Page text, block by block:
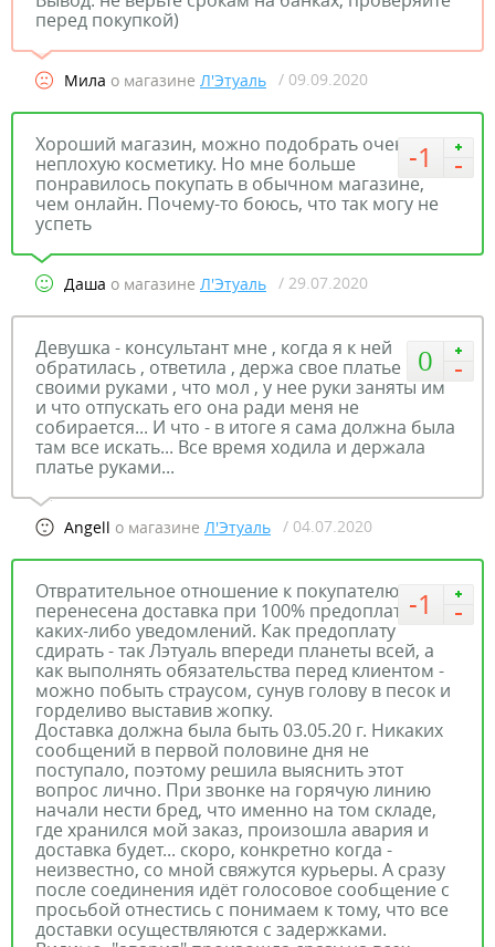
перед покупкой)
Мила о магазине Л'Этуаль / 09.09.2020
-1
Хороший магазин, можно подобрать очень
неплохую косметику. Но мне больше
понравилось покупать в обычном магазине,
чем онлайн. Почему-то боюсь, что так могу не
успеть
Даша о магазине Л'Этуаль / 29.07.2020
0
Девушка - консультант мне , когда я к ней
обратилась , ответила , держа свое платье
своими руками , что мол , у нее руки заняты им
и что отпускать его она ради меня не
собирается... И что - в итоге я сама должна была
там все искать... Все время ходила и держала
платье руками...
Angell о магазине Л'Этуаль / 04.07.2020
-1
Отвратительное отношение к покупателю. Была
перенесена доставка при 100% предоплате без
каких-либо уведомлений. Как предоплату
сдирать - так Лэтуаль впереди планеты всей, а
как выполнять обязательства перед клиентом -
можно побыть страусом, сунув голову в песок и
горделиво выставив жопку.
Доставка должна была быть 03.05.20 г. Никаких
сообщений в первой половине дня не
поступало, поэтому решила выяснить этот
вопрос лично. При звонке на горячую линию
начали нести бред, что именно на том складе,
где хранился мой заказ, произошла авария и
доставка будет... скоро, конкретно когда -
неизвестно, со мной свяжутся курьеры. А сразу
после соединения идёт голосовое сообщение с
просьбой отнестись с понимаем к тому, что все
доставки осуществляются с задержками.